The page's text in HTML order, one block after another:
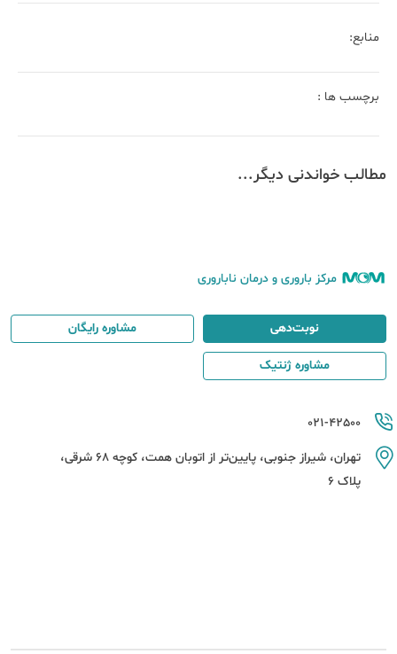
منابع:
برچسب ها :
مطالب خواندنی دیگر...
مرکز باروری و درمان ناباروری
021-42500
تهران، شیراز جنوبی، پایین‌تر از اتوبان همت، کوچه 68 شرقی،
پلاک 6
نوبت‌دهی مشاوره رایگان
مشاوره ژنتیک